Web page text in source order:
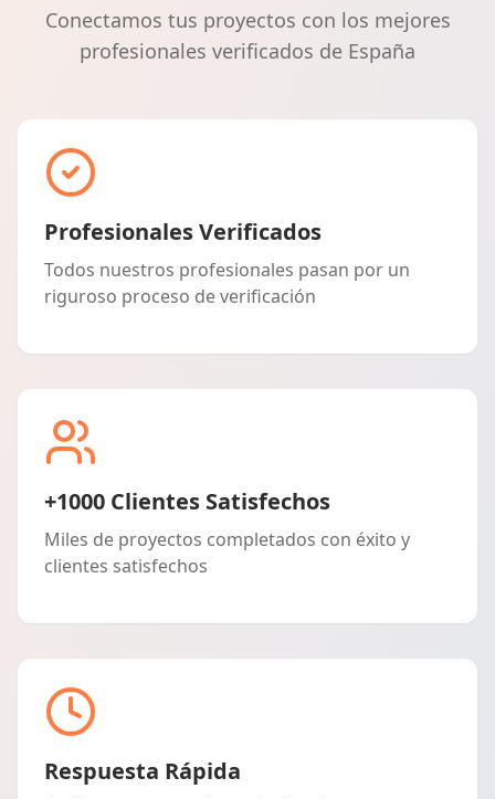
Conectamos tus proyectos con los mejores
profesionales verificados de España
Profesionales Verificados
Todos nuestros profesionales pasan por un
riguroso proceso de verificación
+1000 Clientes Satisfechos
Miles de proyectos completados con éxito y
clientes satisfechos
Respuesta Rápida